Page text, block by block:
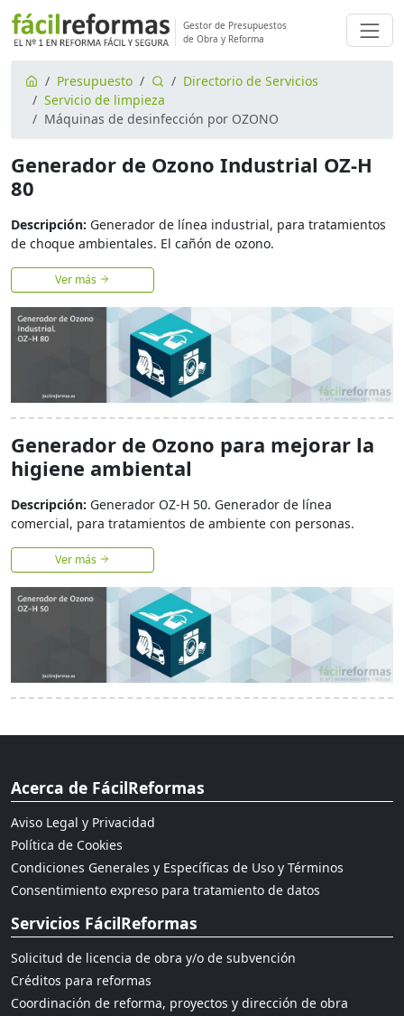
Gestor de Presupuestos
de Obra y Reforma
Presupuesto
Directorio de Servicios
Servicio de limpieza
Máquinas de desinfección por OZONO
Generador de Ozono Industrial OZ-H
80
Descripción: Generador de línea industrial, para tratamientos
de choque ambientales. El cañón de ozono.
Ver más
Generador de Ozono para mejorar la
higiene ambiental
Descripción: Generador OZ-H 50. Generador de línea
comercial, para tratamientos de ambiente con personas.
Ver más
Acerca de FácilReformas
Aviso Legal y Privacidad
Política de Cookies
Condiciones Generales y Específicas de Uso y Términos
Consentimiento expreso para tratamiento de datos
Servicios FácilReformas
Solicitud de licencia de obra y/o de subvención
Créditos para reformas
Coordinación de reforma, proyectos y dirección de obra